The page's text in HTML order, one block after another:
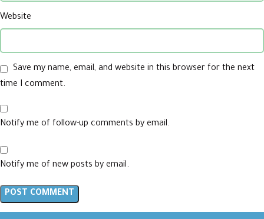
Website
Save my name, email, and website in this browser for the next
time I comment.
Notify me of follow-up comments by email.
Notify me of new posts by email.